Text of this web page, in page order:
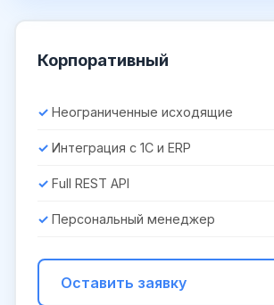
Корпоративный
Неограниченные исходящие
Интеграция с 1С и ERP
Full REST API
Персональный менеджер
Оставить заявку